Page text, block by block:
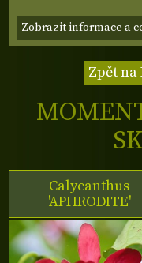
Zobrazit informace a
Zpět na
Calycanthus
'APHRODITE'